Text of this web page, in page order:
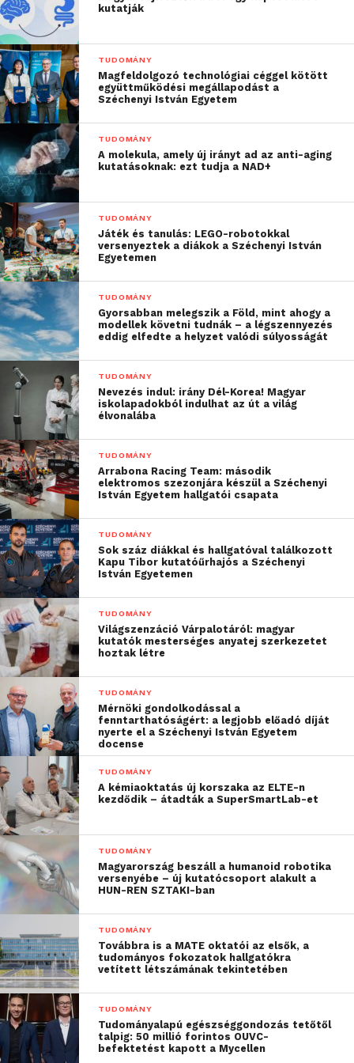
kapcsolatos kérdéseikre.
kutatják
TUDOMÁNY
Magfeldolgozó technológiai céggel kötött
együttműködési megállapodást a
Széchenyi István Egyetem
TUDOMÁNY
A molekula, amely új irányt ad az anti-aging
kutatásoknak: ezt tudja a NAD+
TUDOMÁNY
Játék és tanulás: LEGO-robotokkal
versenyeztek a diákok a Széchenyi István
Egyetemen
TUDOMÁNY
Gyorsabban melegszik a Föld, mint ahogy a
modellek követni tudnák – a légszennyezés
eddig elfedte a helyzet valódi súlyosságát
TUDOMÁNY
Nevezés indul: irány Dél-Korea! Magyar
iskolapadokból indulhat az út a világ
élvonalába
TUDOMÁNY
Arrabona Racing Team: második
elektromos szezonjára készül a Széchenyi
István Egyetem hallgatói csapata
TUDOMÁNY
Sok száz diákkal és hallgatóval találkozott
Kapu Tibor kutatóűrhajós a Széchenyi
István Egyetemen
TUDOMÁNY
Világszenzáció Várpalotáról: magyar
kutatók mesterséges anyatej szerkezetet
hoztak létre
TUDOMÁNY
Mérnöki gondolkodással a
fenntarthatóságért: a legjobb előadó díját
nyerte el a Széchenyi István Egyetem
docense
TUDOMÁNY
A kémiaoktatás új korszaka az ELTE-n
kezdődik – átadták a SuperSmartLab-et
TUDOMÁNY
Magyarország beszáll a humanoid robotika
versenyébe – új kutatócsoport alakult a
HUN-REN SZTAKI-ban
TUDOMÁNY
Továbbra is a MATE oktatói az elsők, a
tudományos fokozatok hallgatókra
vetített létszámának tekintetében
TUDOMÁNY
Tudományalapú egészséggondozás tetőtől
talpig: 50 millió forintos OUVC-
befektetést kapott a Mycellen